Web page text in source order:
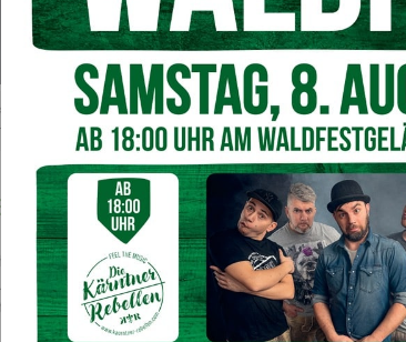
ein junger Mischling, freut sich auf ein ruhiges
mit erfahrenen Menschen (c) Tierheim Villach
Senior
weiß) ist eine ruhige Wohnungskatze, die
Katzen betrifft. Johannes wünscht sich ein
einer ebenfalls positiv getesteten Katze oder einem